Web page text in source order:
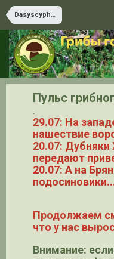
Dasyscyphella
Пульс
.
29.07: На
нашествие
20.07: Дубняки
передают
20.07: А на
Продолжаем
что у нас
Внимание: